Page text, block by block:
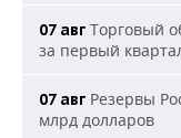
07 авг Торговый
за первый
07 авг Резервы
млрд долларов